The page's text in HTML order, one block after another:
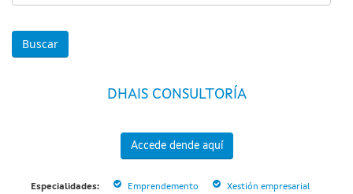
DHAIS CONSULTORÍA
Accede dende aquí
Especialidades: Emprendemento Xestión empresarial